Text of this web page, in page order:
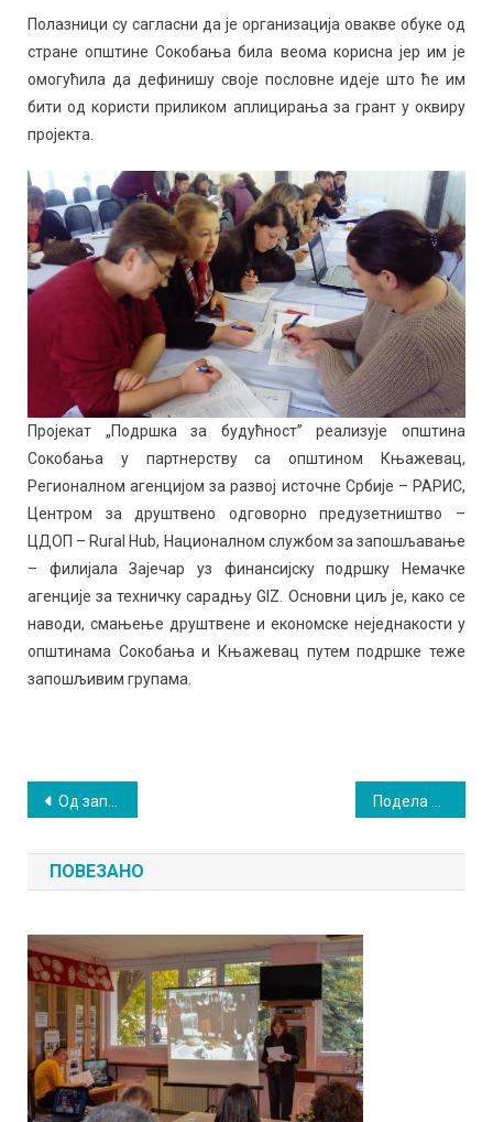
Полазници су сагласни да је организација овакве обуке од
стране општине Сокобања била веома корисна јер им је
омогућила да дефинишу своје пословне идеје што ће им
бити од користи приликом аплицирања за грант у оквиру
пројекта.
Пројекат „Подршка за будућност” реализује општина
Сокобања у партнерству са општином Књажевац,
Регионалном агенцијом за развој источне Србије – РАРИС,
Центром за друштвено одговорно предузетништво –
ЦДОП – Rural Hub, Националном службом за запошљавање
– филијала Зајечар уз финансијску подршку Немачке
агенције за техничку сарадњу GIZ. Основни циљ је, како се
наводи, смањење друштвене и економске неједнакости у
општинама Сокобања и Књажевац путем подршке теже
запошљивим групама.
Кретање
чланка
Од записа из сокобањских апартмана до најчувенијих књижевних дела
ПОВЕЗАНО